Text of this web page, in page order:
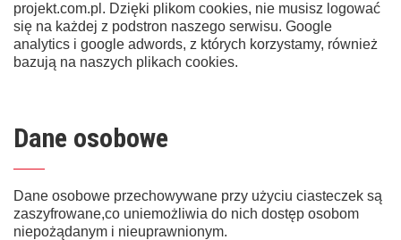
projekt.com.pl. Dzięki plikom cookies, nie musisz logować
się na każdej z podstron naszego serwisu. Google
analytics i google adwords, z których korzystamy, również
bazują na naszych plikach cookies.
Dane osobowe
Dane osobowe przechowywane przy użyciu ciasteczek są
zaszyfrowane,co uniemożliwia do nich dostęp osobom
niepożądanym i nieuprawnionym.